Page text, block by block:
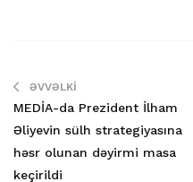
ƏVVƏLKI
MEDİA-da Prezident İlham
Əliyevin sülh strategiyasına
həsr olunan dəyirmi masa
keçirildi